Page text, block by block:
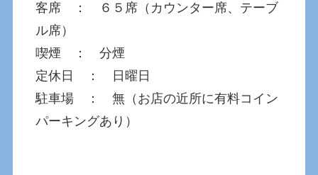
客席 ： ６５席（カウンター席、テーブ
ル席）
喫煙 ： 分煙
定休日 ： 日曜日
駐車場 ： 無（お店の近所に有料コイン
パーキングあり）